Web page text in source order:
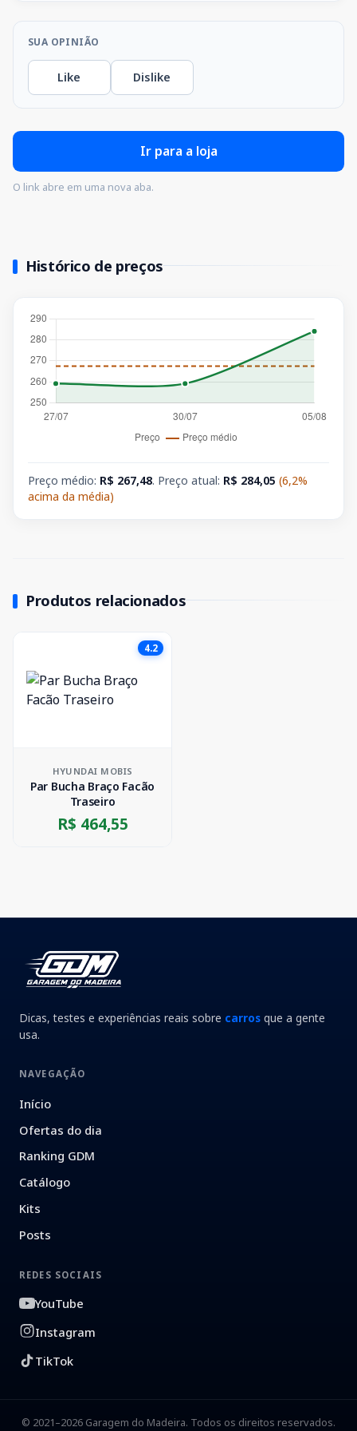
SUA OPINIÃO
Like Dislike
Ir para a loja
O link abre em uma nova aba.
Histórico de preços
Preço médio: R$ 267,48. Preço atual: R$ 284,05 (6,2%
acima da média)
Produtos relacionados
4.2
HYUNDAI MOBIS
Par Bucha Braço Facão
Traseiro
R$ 464,55
Dicas, testes e experiências reais sobre carros que a gente
usa.
NAVEGAÇÃO
Início
Ofertas do dia
Ranking GDM
Catálogo
Kits
Posts
REDES SOCIAIS
YouTube
Instagram
TikTok
© 2021–2026 Garagem do Madeira. Todos os direitos reservados.